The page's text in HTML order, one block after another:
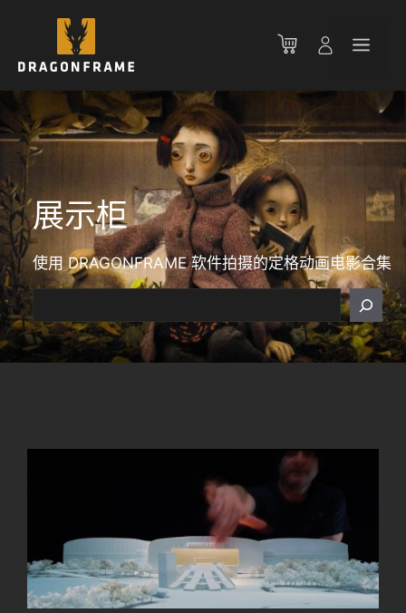
菜
展示柜
使用 DRAGONFRAME 软件拍摄的定格动画电影合集
搜
索